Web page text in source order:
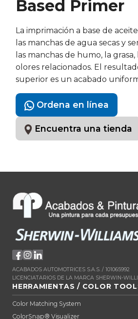
Based Primer
La imprimación a base de
las manchas de agua secas y
las manchas de humo, la
olores relacionados. El
superior es un acabado
Ordena en línea
Encuentra una tienda
ACABADOS AUTOMOTRICES S.A.S. / 101065992
LICENCIATARIOS DE LA MARCA SHERWIN-
HERRAMIENTAS / COLOR
Color Matching System
ColorSnap® Visualizer